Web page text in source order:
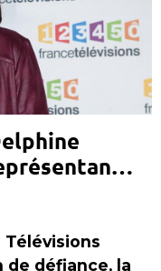
Télévisions
de défiance, la